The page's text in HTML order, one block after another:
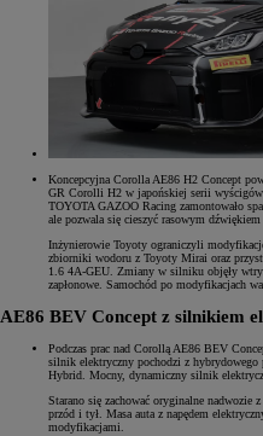
Koncepcyjna Corolla AE86 H2 Concept
GR Corolli H2 w japońskiej serii
TOYOTA GAZOO Racing zamontowało
ale pozwala się cieszyć rasowym
Inżynierowie Toyoty ograniczyli
zbiorniki wodoru z Toyoty Mirai oraz
1.6 4A-GEU. Zmiany w silniku objęły
zapłonowe. Samochód po modyfikacjach
AE86 BEV Concept z silnikiem
Podczas prac nad Corollą AE86 BEV
silnik elektryczny pochodzi z
Hybrid. Mocny, dynamiczny silnik
Starano się zachować oryginalne nadwozie
przód i tył. Masa auta z napędem
modyfikacjami.